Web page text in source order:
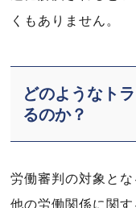
くもありません。
どのようなト
るのか？
労働審判の対象と
他の労働関係に関